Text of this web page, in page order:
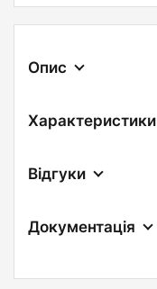
Опис
Характеристики
Відгуки
Документація